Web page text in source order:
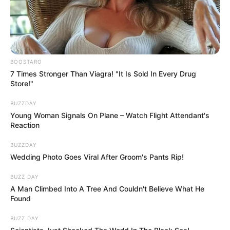
ott áll egy ilyen szereplő mellett, annak a saját
életéből is sokat kell feladnia.
A találgatások helyett most inkább jókívánságok
jönnek
A reptéri videó után a kommentek hangulata
érezhetően megváltozott. A szakításról szóló
pletykák helyét sok helyen jókívánságok,
gratulációk és kedves megjegyzések vették át.
és politikai feszültség után van egy emberi,
szeretetteljes pillanat Magyar Péter életében.
Ez talán azért is hatott ennyire, mert a magyar
magánéleti jelenet. Egy virágcsokor, egy ölelés,
BOOSTARO
7 Times Stronger Than Viagra! "It Is Sold In Every Drug
Store!"
BUZZDAY
Young Woman Signals On Plane – Watch Flight Attendant's
Reaction
BUZZDAY
Wedding Photo Goes Viral After Groom's Pants Rip!
BUZZ DAY
A Man Climbed Into A Tree And Couldn't Believe What He
Found
BUZZ DAY